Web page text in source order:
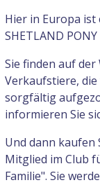
Hier in Europa ist
SHETLAND
Sie finden auf der
Verkaufstiere,
sorgfältig
informieren Sie
Und dann
Mitglied im Club
Familie". Sie